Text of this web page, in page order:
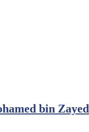
bin Zayed